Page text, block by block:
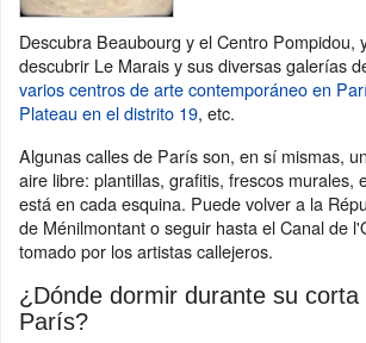
Descubra Beaubourg y el Centro Pompidou,
descubrir Le Marais y sus diversas galerías
varios centros de arte contemporáneo en
Plateau en el distrito 19, etc.
Algunas calles de París son, en sí mismas,
aire libre: plantillas, grafitis, frescos murales,
está en cada esquina. Puede volver a la
de Ménilmontant o seguir hasta el Canal de
tomado por los artistas callejeros.
¿Dónde dormir durante su corta
París?